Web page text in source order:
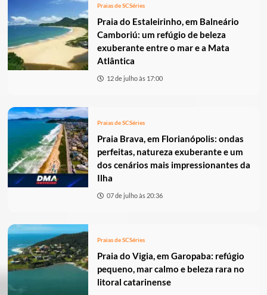
Praias de SCSéries
Praia do Estaleirinho, em Balneário
Camboriú: um refúgio de beleza
exuberante entre o mar e a Mata
Atlântica
12 de julho às 17:00
Praias de SCSéries
Praia Brava, em Florianópolis: ondas
perfeitas, natureza exuberante e um
dos cenários mais impressionantes da
Ilha
07 de julho às 20:36
Praias de SCSéries
Praia do Vigia, em Garopaba: refúgio
pequeno, mar calmo e beleza rara no
litoral catarinense